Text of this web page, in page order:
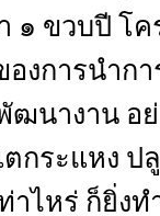
๑ ขวบปี โ
องการนำก
ฒนางาน อ
กระแหง ป
าไหร่ ก็ยิ่ง